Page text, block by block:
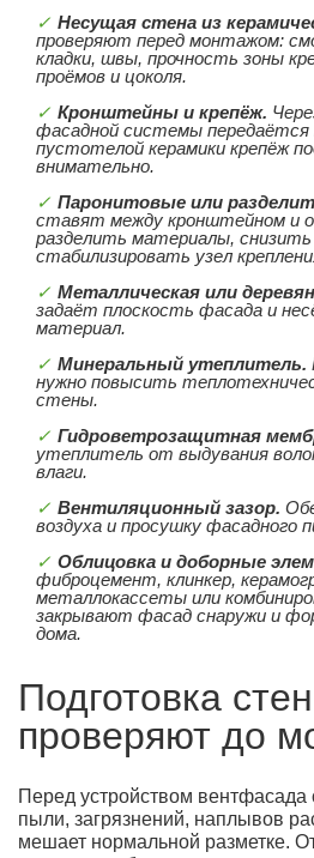
Несущая стена из
проверяют перед монтажом:
кладки, швы, прочность зоны
проёмов и цоколя.
Кронштейны и крепёж.
фасадной системы передаётся
пустотелой керамики крепёж
внимательно.
Паронитовые или
ставят между кронштейном и
разделить материалы,
стабилизировать узел
Металлическая или
задаёт плоскость фасада и
материал.
Минеральный утеплитель.
нужно повысить
стены.
Гидроветрозащитная
утеплитель от выдувания
влаги.
Вентиляционный зазор.
воздуха и просушку фасадного
Облицовка и доборные
фиброцемент, клинкер,
металлокассеты или
закрывают фасад снаружи и
дома.
Подготовка
проверяют до
Перед устройством вентфасада
пыли, загрязнений, наплывов
мешает нормальной разметке.